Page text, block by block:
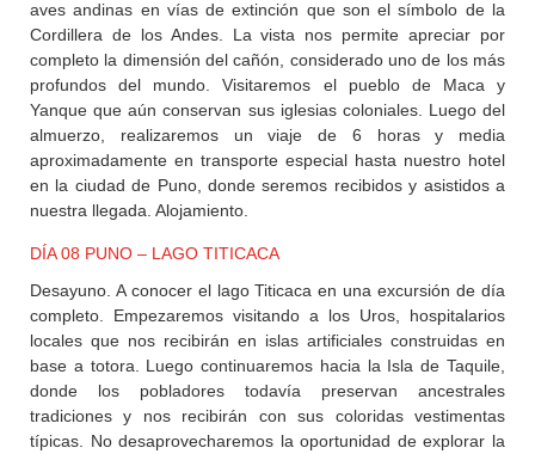
aves andinas en vías de extinción que son el símbolo de la
Cordillera de los Andes. La vista nos permite apreciar por
completo la dimensión del cañón, considerado uno de los más
profundos del mundo. Visitaremos el pueblo de Maca y
Yanque que aún conservan sus iglesias coloniales. Luego del
almuerzo, realizaremos un viaje de 6 horas y media
aproximadamente en transporte especial hasta nuestro hotel
en la ciudad de Puno, donde seremos recibidos y asistidos a
nuestra llegada. Alojamiento.
DÍA 08 PUNO – LAGO TITICACA
Desayuno. A conocer el lago Titicaca en una excursión de día
completo. Empezaremos visitando a los Uros, hospitalarios
locales que nos recibirán en islas artificiales construidas en
base a totora. Luego continuaremos hacia la Isla de Taquile,
donde los pobladores todavía preservan ancestrales
tradiciones y nos recibirán con sus coloridas vestimentas
típicas. No desaprovecharemos la oportunidad de explorar la